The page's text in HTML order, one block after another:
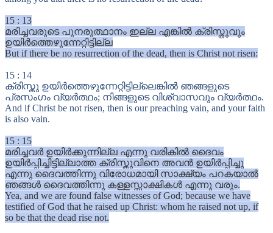
15 : 13
മരിച്ചവരുടെ പുനരുത്ഥാനം ഇല്ല എങ്കിൽ ക്രിസ്തുവും
ഉയിർത്തെഴുന്നേറ്റിട്ടില്ല
But if there be no resurrection of the dead, then is Christ not risen:
15 : 14
ക്രിസ്തു ഉയിർത്തെഴുന്നേറ്റിട്ടില്ലെങ്കിൽ ഞങ്ങളുടെ
പ്രസംഗം വ്യർത്ഥം; നിങ്ങളുടെ വിശ്വാസവും വ്യർത്ഥം.
And if Christ be not risen, then is our preaching vain, and your faith
is also vain.
15 : 15
മരിച്ചവർ ഉയിർക്കുന്നില്ല എന്നു വരികിൽ ദൈവം
ഉയിർപ്പിച്ചിട്ടില്ലാത്ത ക്രിസ്തുവിനെ അവൻ ഉയിർപ്പിച്ചു
എന്നു ദൈവത്തിന്നു വിരോധമായി സാക്ഷ്യം പറകയാൽ
ഞങ്ങൾ ദൈവത്തിന്നു കള്ളസ്സാക്ഷികൾ എന്നു വരും.
Yea, and we are found false witnesses of God; because we have
testified of God that he raised up Christ: whom he raised not up, if
so be that the dead rise not.